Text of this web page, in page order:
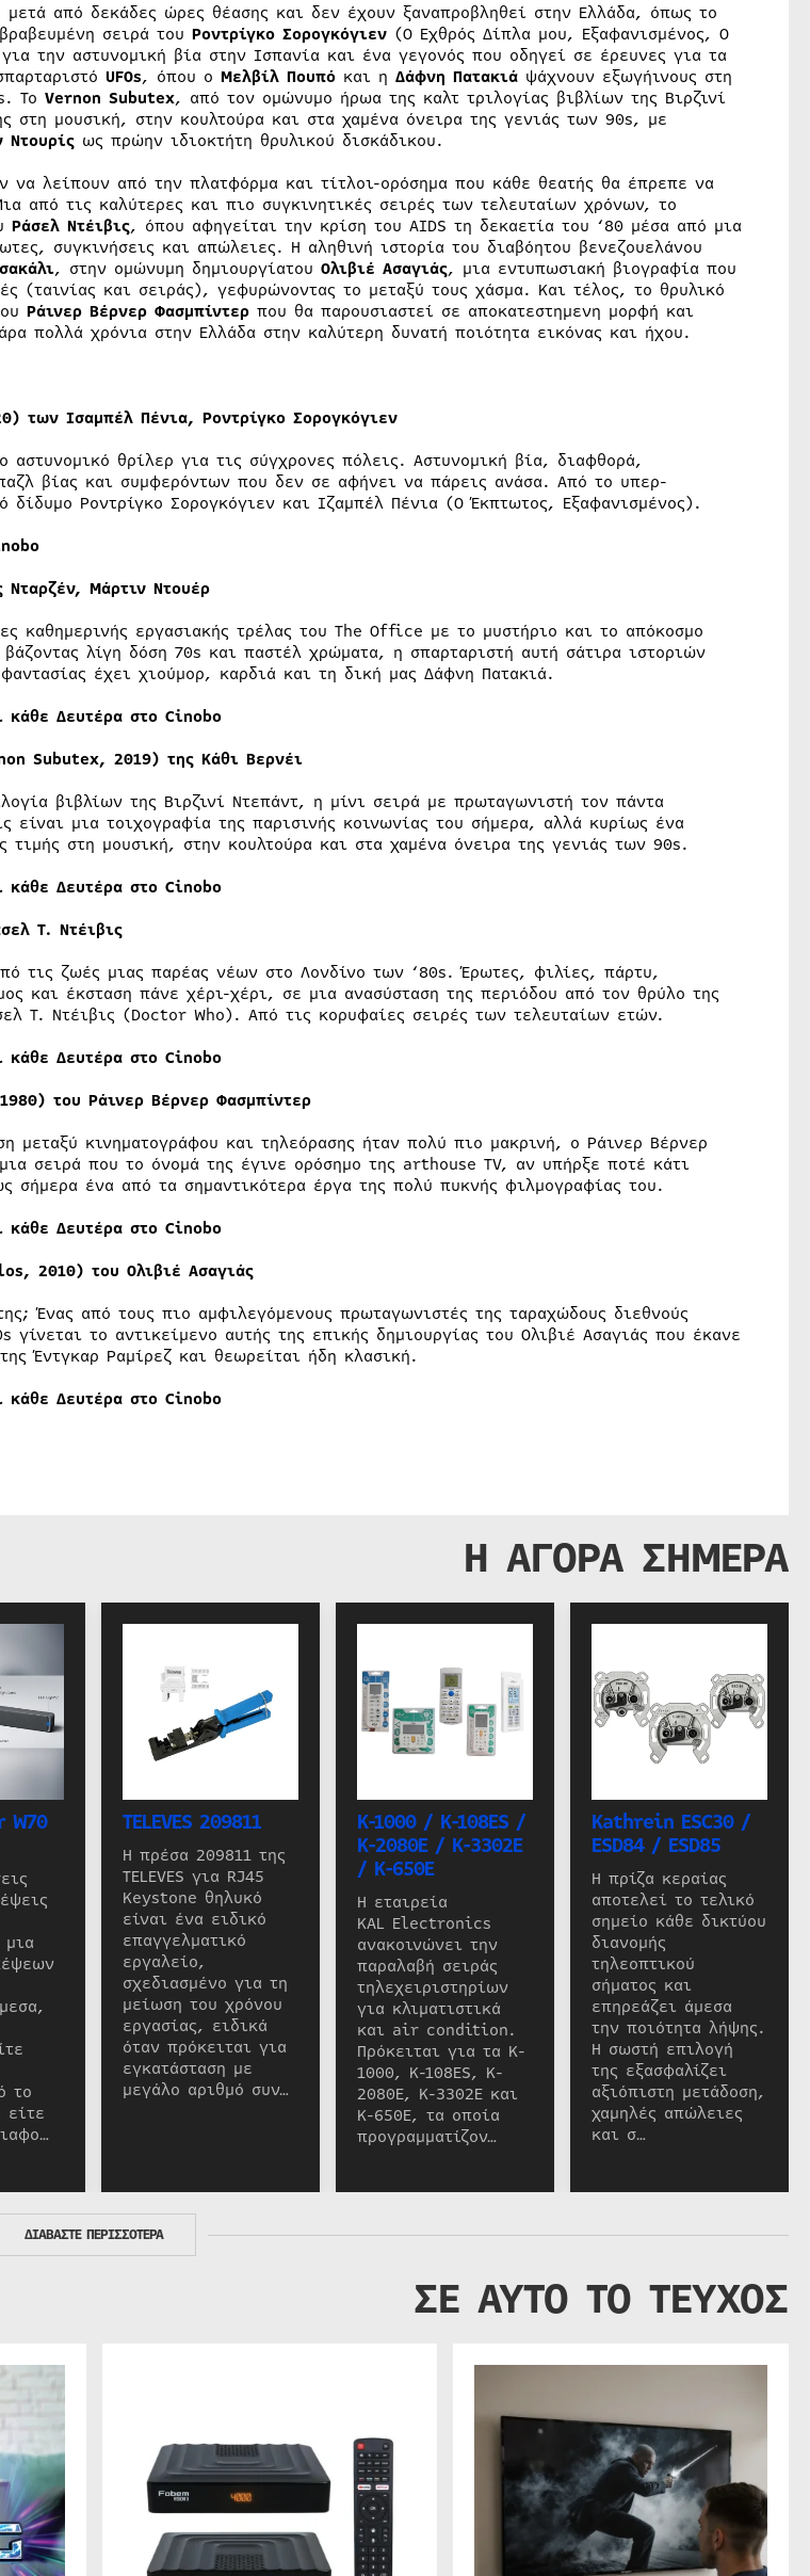
από δεκάδες ώρες θέασης και δεν έχουν ξαναπροβληθεί στην Ελλάδα, όπως το
σειρά του Ροντρίγκο Σορογκόγιεν(Ο Εχθρός Δίπλα μου, Εξαφανισμένος, Ο
την αστυνομική βία στην Ισπανία και ένα γεγονός που οδηγεί σε έρευνες για τα
UFOs, όπου ο Μελβίλ Πουπόκαι η Δάφνη Πατακιάψάχνουν εξωγήινους στη
Το Vernon Subutex, από τον ομώνυμο ήρωα της καλτ τριλογίας βιβλίων της Βιρζινί
στη μουσική, στην κουλτούρα και στα χαμένα όνειρα της γενιάς των 90s, με
Ντουρίςως πρώην ιδιοκτήτη θρυλικού δισκάδικου.
να λείπουν από την πλατφόρμα και τίτλοι-ορόσημα που κάθε θεατής θα έπρεπε να
από τις καλύτερες και πιο συγκινητικές σειρές των τελευταίων χρόνων, το
Ράσελ Ντέιβις, όπου αφηγείται την κρίση του AIDS τη δεκαετία του ‘80 μέσα από μια
συγκινήσεις και απώλειες. Η αληθινή ιστορία του διαβόητου βενεζουελάνου
, στην ομώνυμη δημιουργίατου Ολιβιέ Ασαγιάς, μια εντυπωσιακή βιογραφία που
(ταινίας και σειράς), γεφυρώνοντας το μεταξύ τους χάσμα. Και τέλος, το θρυλικό
Ράινερ Βέρνερ Φασμπίντερπου θα παρουσιαστεί σε αποκατεστημενη μορφή και
πολλά χρόνια στην Ελλάδα στην καλύτερη δυνατή ποιότητα εικόνας και ήχου.
Ισαμπέλ Πένια, Ροντρίγκο Σορογκόγιεν
αστυνομικό θρίλερ για τις σύγχρονες πόλεις. Αστυνομική βία, διαφθορά,
βίας και συμφερόντων που δεν σε αφήνει να πάρεις ανάσα. Από το υπερ-
δίδυμο Ροντρίγκο Σορογκόγιεν και Ιζαμπέλ Πένια (Ο Έκπτωτος, Εξαφανισμένος).
Μάρτιν Ντουέρ
καθημερινής εργασιακής τρέλας του The Office με το μυστήριο και το απόκοσμο
λίγη δόση 70s και παστέλ χρώματα, η σπαρταριστή αυτή σάτιρα ιστοριών
έχει χιούμορ, καρδιά και τη δική μας Δάφνη Πατακιά.
Δευτέρα στο Cinobo
Subutex, 2019) της Κάθι Βερνέι
βιβλίων της Βιρζινί Ντεπάντ, η μίνι σειρά με πρωταγωνιστή τον πάντα
είναι μια τοιχογραφία της παρισινής κοινωνίας του σήμερα, αλλά κυρίως ένα
τιμής στη μουσική, στην κουλτούρα και στα χαμένα όνειρα της γενιάς των 90s.
Δευτέρα στο Cinobo
Τ. Ντέιβις
τις ζωές μιας παρέας νέων στο Λονδίνο των ‘80s. Έρωτες, φιλίες, πάρτυ,
και έκσταση πάνε χέρι-χέρι, σε μια ανασύσταση της περιόδου από τον θρύλο της
Τ. Ντέιβις (Doctor Who). Από τις κορυφαίες σειρές των τελευταίων ετών.
Δευτέρα στο Cinobo
του Ράινερ Βέρνερ Φασμπίντερ
μεταξύ κινηματογράφου και τηλεόρασης ήταν πολύ πιο μακρινή, ο Ράινερ Βέρνερ
σειρά που το όνομά της έγινε ορόσημο της arthouse TV, αν υπήρξε ποτέ κάτι
σήμερα ένα από τα σημαντικότερα έργα της πολύ πυκνής φιλμογραφίας του.
Δευτέρα στο Cinobo
2010) του Ολιβιέ Ασαγιάς
Ένας από τους πιο αμφιλεγόμενους πρωταγωνιστές της ταραχώδους διεθνούς
γίνεται το αντικείμενο αυτής της επικής δημιουργίας του Ολιβιέ Ασαγιάς που έκανε
Έντγκαρ Ραμίρεζ και θεωρείται ήδη κλασική.
Δευτέρα στο Cinobo
Η ΑΓΟΡΑ ΣΗΜΕΡΑ
W70
μια
το
είτε
TELEVES 209811
Η πρέσα 209811 της
TELEVES για RJ45
Keystone θηλυκό
είναι ένα ειδικό
επαγγελματικό
εργαλείο,
σχεδιασμένο για τη
μείωση του χρόνου
εργασίας, ειδικά
όταν πρόκειται για
εγκατάσταση με
μεγάλο αριθμό συν…
K-1000 / K-108ES /
K-2080E / K-3302E
/ K-650E
Η εταιρεία
KAL Electronics
ανακοινώνει την
παραλαβή σειράς
τηλεχειριστηρίων
για κλιματιστικά
και air condition.
Πρόκειται για τα K-
1000, K-108ES, K-
2080E, K-3302E και
K-650E, τα οποία
προγραμματίζον…
Kathrein ESC30 /
ESD84 / ESD85
Η πρίζα κεραίας
αποτελεί το τελικό
σημείο κάθε δικτύου
διανομής
τηλεοπτικού
σήματος και
επηρεάζει άμεσα
την ποιότητα λήψης.
Η σωστή επιλογή
της εξασφαλίζει
αξιόπιστη μετάδοση,
χαμηλές απώλειες
και σ…
ΔΙΑΒΑΣΤΕ ΠΕΡΙΣΣΟΤΕΡΑ
ΣΕ ΑΥΤΟ ΤΟ ΤΕΥΧΟΣ